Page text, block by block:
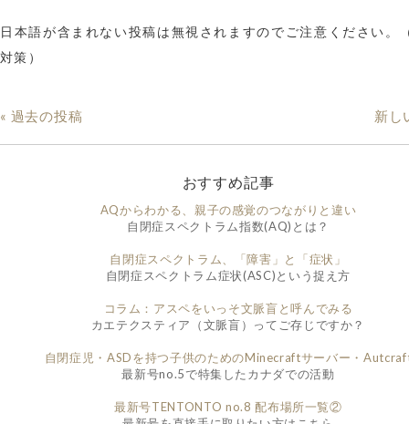
日本語が含まれない投稿は無視されますのでご注意ください。
対策）
« 過去の投稿 新し
おすすめ記事
AQからわかる、親子の感覚のつながりと違い
自閉症スペクトラム指数(AQ)とは？
自閉症スペクトラム、「障害」と「症状」
自閉症スペクトラム症状(ASC)という捉え方
コラム：アスペをいっそ文脈盲と呼んでみる
カエテクスティア（文脈盲）ってご存じですか？
自閉症児・ASDを持つ子供のためのMinecraftサーバー・
最新号no.5で特集したカナダでの活動
最新号TENTONTO no.8 配布場所一覧②